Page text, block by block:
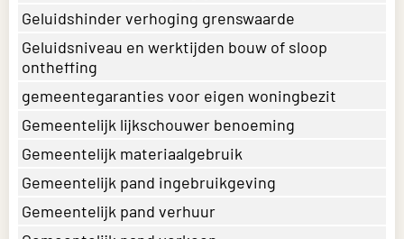
Geluidshinder verhoging grenswaarde
Geluidsniveau en werktijden bouw of sloop
ontheffing
gemeentegaranties voor eigen woningbezit
Gemeentelijk lijkschouwer benoeming
Gemeentelijk materiaalgebruik
Gemeentelijk pand ingebruikgeving
Gemeentelijk pand verhuur